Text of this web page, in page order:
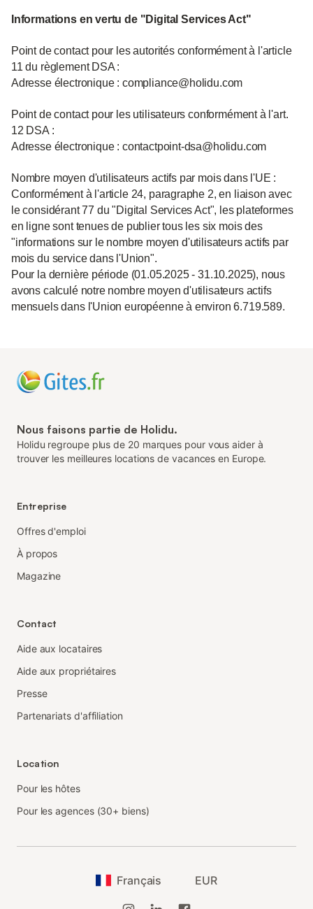
Informations en vertu de "Digital Services Act"
Point de contact pour les autorités conformément à l'article
11 du règlement DSA :
Adresse électronique : compliance@holidu.com
Point de contact pour les utilisateurs conformément à l'art.
12 DSA :
Adresse électronique : contactpoint-dsa@holidu.com
Nombre moyen d'utilisateurs actifs par mois dans l'UE :
Conformément à l'article 24, paragraphe 2, en liaison avec
le considérant 77 du "Digital Services Act", les plateformes
en ligne sont tenues de publier tous les six mois des
"informations sur le nombre moyen d'utilisateurs actifs par
mois du service dans l'Union".
Pour la dernière période (01.05.2025 - 31.10.2025), nous
avons calculé notre nombre moyen d'utilisateurs actifs
mensuels dans l'Union européenne à environ 6.719.589.
Nous faisons partie de Holidu.
Holidu regroupe plus de 20 marques pour vous aider à
trouver les meilleures locations de vacances en Europe.
Entreprise
Offres d'emploi
À propos
Magazine
Contact
Aide aux locataires
Aide aux propriétaires
Presse
Partenariats d'affiliation
Location
Pour les hôtes
Pour les agences (30+ biens)
Français EUR